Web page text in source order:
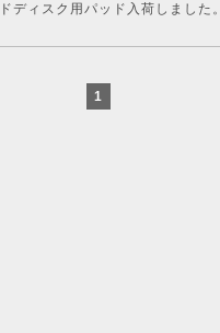
ディスク用パッド入荷しました。
1